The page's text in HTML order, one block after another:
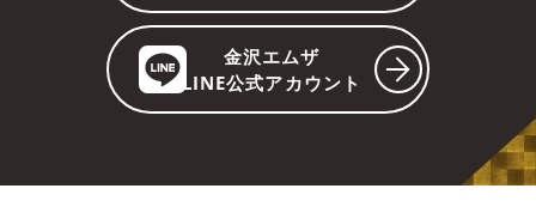
金沢エムザ
LINE公式アカウント